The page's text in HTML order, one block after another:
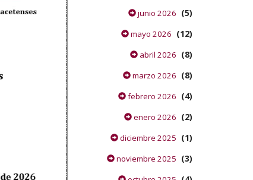
junio 2026 (5)
mayo 2026 (12)
abril 2026 (8)
marzo 2026 (8)
febrero 2026 (4)
enero 2026 (2)
diciembre 2025 (1)
noviembre 2025 (3)